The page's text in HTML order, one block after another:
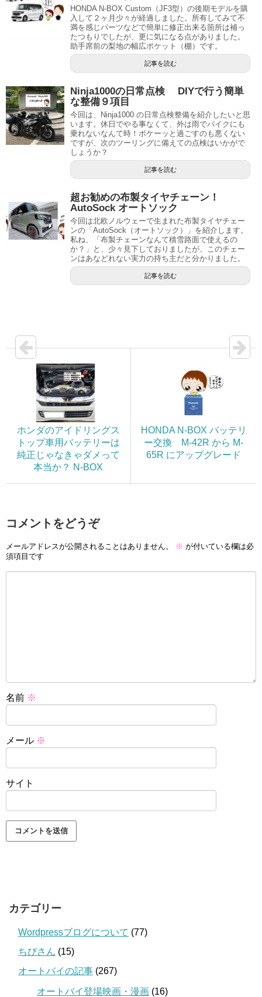
HONDA N-BOX Custom（JF3型）の後期モデルを購
入して２ヶ月少々が経過しました。所有してみて不
満を感じパーツなどで簡単に修正出来る箇所は補っ
たつもりでしたが、更に気になる点がありました。
助手席前の梨地の幅広ポケット（棚）です。
記事を読む
Ninja1000の日常点検 DIYで行う簡単
な整備９項目
今回は、Ninja1000 の日常点検整備を紹介したいと思
います。休日でやる事なくて、外は雨でバイクにも
乗れないなんて時！ボケーッと過ごすのも悪くない
ですが、次のツーリングに備えての点検はいかがで
しょうか？
記事を読む
超お勧めの布製タイヤチェーン！
AutoSock オートソック
今回は北欧ノルウェーで生まれた布製タイヤチェー
ンの「AutoSock（オートソック）」を紹介します。
私ね、「布製チェーンなんて積雪路面で使えるの
か？」と、少々見下しておりましたが、このチェー
ンはあなどれない実力の持ち主だと分かりました。
記事を読む
ホンダのアイドリングス
トップ車用バッテリーは
純正じゃなきゃダメって
本当か？ N-BOX
HONDA N-BOX バッテリ
ー交換 M-42R から M-
65R にアップグレード
コメントをどうぞ
メールアドレスが公開されることはありません。 ※ が付いている欄は必
須項目です
名前 ※
メール ※
サイト
カテゴリー
Wordpressブログについて (77)
ちびさん (15)
オートバイの記事 (267)
オートバイ登場映画・漫画 (16)